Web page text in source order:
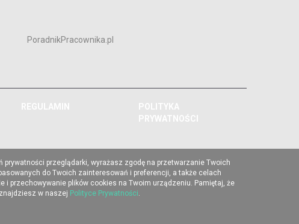
PoradnikPracownika.pl
REGULAMIN
POLITYKA
PRYWATNOŚCI
przeglądarki, wyrażasz zgodę na przetwarzanie Twoich
do Twoich zainteresowań i preferencji, a także celach
i przechowywanie plików cookies na Twoim urządzeniu. Pamiętaj, że
w naszej Polityce Prywatności.